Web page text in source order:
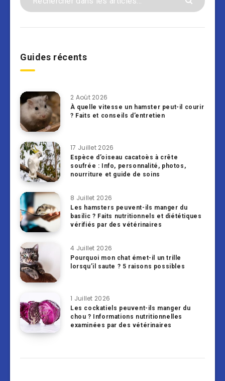
Guides récents
2 Août 2026
À quelle vitesse un hamster peut-il courir
? Faits et conseils d’entretien
17 Juillet 2026
Espèce d’oiseau cacatoès à crête
soufrée : Info, personnalité, photos,
nourriture et guide de soins
8 Juillet 2026
Les hamsters peuvent-ils manger du
basilic ? Faits nutritionnels et diététiques
vérifiés par des vétérinaires
4 Juillet 2026
Pourquoi mon chat émet-il un trille
lorsqu’il saute ? 5 raisons possibles
1 Juillet 2026
Les cockatiels peuvent-ils manger du
chou ? Informations nutritionnelles
examinées par des vétérinaires